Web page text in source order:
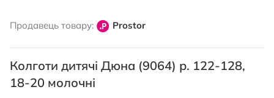
початку
зображень
Продавець товару: Prostor
Колготи дитячі Дюна (9064) р. 122-128,
18-20 молочні